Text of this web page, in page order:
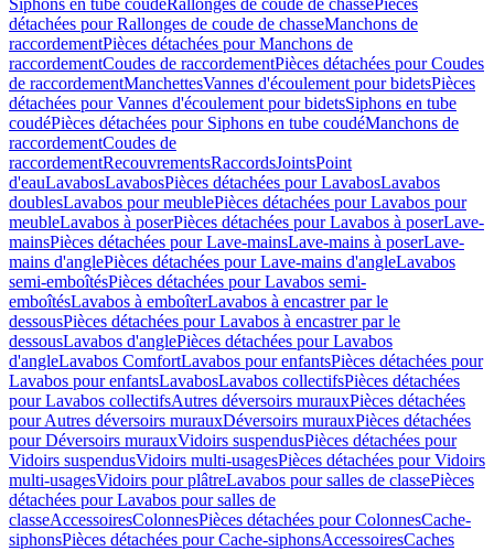
Siphons en tube coudéRallonges de coude de chassePièces
détachées pour Rallonges de coude de chasseManchons de
raccordementPièces détachées pour Manchons de
raccordementCoudes de raccordementPièces détachées pour Coudes
de raccordementManchettesVannes d'écoulement pour bidetsPièces
détachées pour Vannes d'écoulement pour bidetsSiphons en tube
coudéPièces détachées pour Siphons en tube coudéManchons de
raccordementCoudes de
raccordementRecouvrementsRaccordsJointsPoint
d'eauLavabosLavabosPièces détachées pour LavabosLavabos
doublesLavabos pour meublePièces détachées pour Lavabos pour
meubleLavabos à poserPièces détachées pour Lavabos à poserLave-
mainsPièces détachées pour Lave-mainsLave-mains à poserLave-
mains d'anglePièces détachées pour Lave-mains d'angleLavabos
semi-emboîtésPièces détachées pour Lavabos semi-
emboîtésLavabos à emboîterLavabos à encastrer par le
dessousPièces détachées pour Lavabos à encastrer par le
dessousLavabos d'anglePièces détachées pour Lavabos
d'angleLavabos ComfortLavabos pour enfantsPièces détachées pour
Lavabos pour enfantsLavabosLavabos collectifsPièces détachées
pour Lavabos collectifsAutres déversoirs murauxPièces détachées
pour Autres déversoirs murauxDéversoirs murauxPièces détachées
pour Déversoirs murauxVidoirs suspendusPièces détachées pour
Vidoirs suspendusVidoirs multi-usagesPièces détachées pour Vidoirs
multi-usagesVidoirs pour plâtreLavabos pour salles de classePièces
détachées pour Lavabos pour salles de
classeAccessoiresColonnesPièces détachées pour ColonnesCache-
siphonsPièces détachées pour Cache-siphonsAccessoiresCaches